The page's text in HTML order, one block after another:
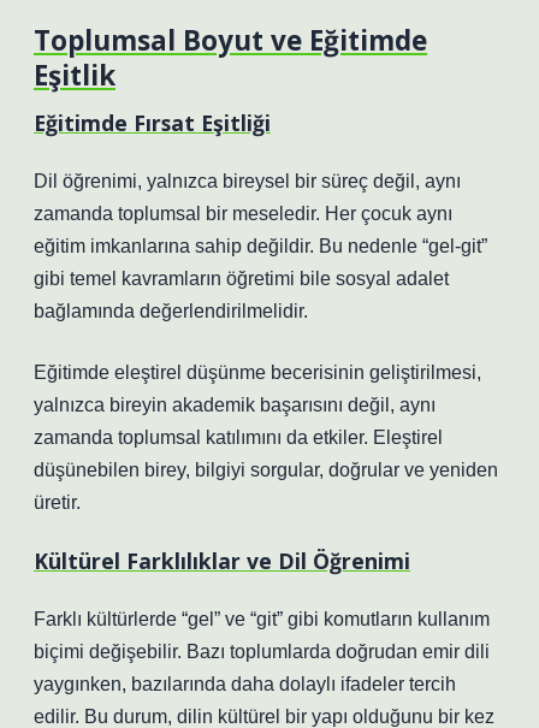
Toplumsal Boyut ve Eğitimde
Eşitlik
Eğitimde Fırsat Eşitliği
Dil öğrenimi, yalnızca bireysel bir süreç değil, aynı
zamanda toplumsal bir meseledir. Her çocuk aynı
eğitim imkanlarına sahip değildir. Bu nedenle “gel-git”
gibi temel kavramların öğretimi bile sosyal adalet
bağlamında değerlendirilmelidir.
Eğitimde eleştirel düşünme becerisinin geliştirilmesi,
yalnızca bireyin akademik başarısını değil, aynı
zamanda toplumsal katılımını da etkiler. Eleştirel
düşünebilen birey, bilgiyi sorgular, doğrular ve yeniden
üretir.
Kültürel Farklılıklar ve Dil Öğrenimi
Farklı kültürlerde “gel” ve “git” gibi komutların kullanım
biçimi değişebilir. Bazı toplumlarda doğrudan emir dili
yaygınken, bazılarında daha dolaylı ifadeler tercih
edilir. Bu durum, dilin kültürel bir yapı olduğunu bir kez